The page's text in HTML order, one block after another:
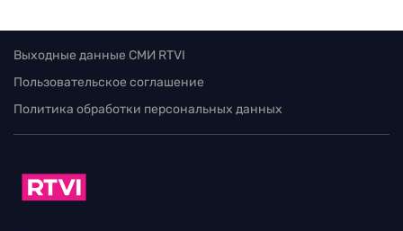
Выходные данные СМИ RTVI
Пользовательское соглашение
Политика обработки персональных данных